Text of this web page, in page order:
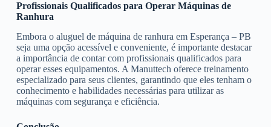
Profissionais Qualificados para Operar Máquinas de
Ranhura
Embora o aluguel de máquina de ranhura em Esperança – PB
seja uma opção acessível e conveniente, é importante destacar
a importância de contar com profissionais qualificados para
operar esses equipamentos. A Manuttech oferece treinamento
especializado para seus clientes, garantindo que eles tenham o
conhecimento e habilidades necessárias para utilizar as
máquinas com segurança e eficiência.